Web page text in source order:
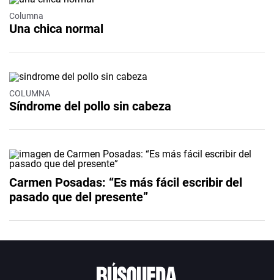
Columna
Una chica normal
COLUMNA
Síndrome del pollo sin cabeza
Carmen Posadas: “Es más fácil escribir del
pasado que del presente”